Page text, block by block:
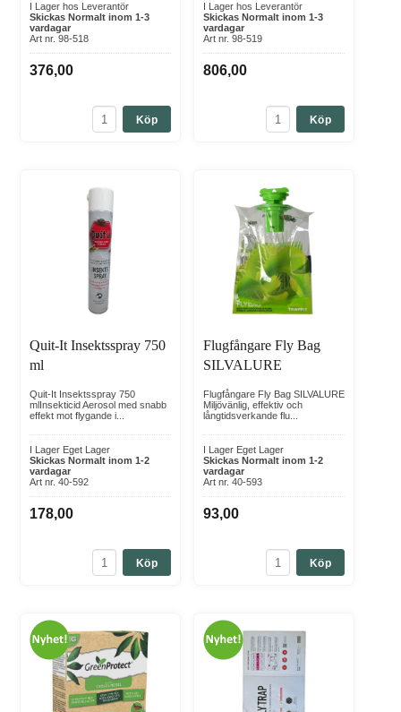
I Lager hos Leverantör
Skickas Normalt inom 1-3
vardagar
Art nr. 98-518
376,00
Köp
I Lager hos Leverantör
Skickas Normalt inom 1-3
vardagar
Art nr. 98-519
806,00
Köp
Quit-It Insektsspray 750
ml
Quit-It Insektsspray 750
mlInsekticid Aerosol med snabb
effekt mot flygande i...
I Lager Eget Lager
Skickas Normalt inom 1-2
vardagar
Art nr. 40-592
178,00
Köp
Flugfångare Fly Bag
SILVALURE
Flugfångare Fly Bag SILVALURE
Miljövänlig, effektiv och
långtidsverkande flu...
I Lager Eget Lager
Skickas Normalt inom 1-2
vardagar
Art nr. 40-593
93,00
Köp